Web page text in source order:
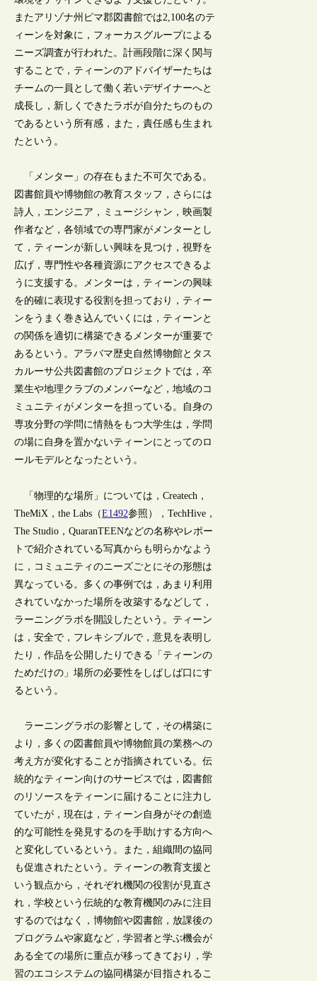
またアリゾナ州ピマ郡図書館では2,100名のテ
ィーンを対象に，フォーカスグループによる
ニーズ調査が行われた。計画段階に深く関与
することで，ティーンのアドバイザーたちは
チームの一員として働く若いデザイナーへと
成長し，新しくできたラボが自分たちのもの
であるという所有感，また，責任感も生まれ
たという。
「メンター」の存在もまた不可欠である。
図書館員や博物館の教育スタッフ，さらには
詩人，エンジニア，ミュージシャン，映画製
作者など，各領域での専門家がメンターとし
て，ティーンが新しい興味を見つけ，視野を
広げ，専門性や各種資源にアクセスできるよ
うに支援する。メンターは，ティーンの興味
を的確に表現する役割を担っており，ティー
ンをうまく巻き込んでいくには，ティーンと
の関係を適切に構築できるメンターが重要で
あるという。アラバマ歴史自然博物館とタス
カルーサ公共図書館のプロジェクトでは，卒
業生や地理クラブのメンバーなど，地域のコ
ミュニティがメンターを担っている。自身の
専攻分野の学問に情熱をもつ大学生は，学問
の場に自身を置かないティーンにとってのロ
ールモデルとなったという。
「物理的な場所」については，Createch，
TheMiX，the Labs（E1492参照），TechHive，
The Studio，QuaranTEENなどの名称やレポー
トで紹介されている写真からも明らかなよう
に，コミュニティのニーズごとにその形態は
異なっている。多くの事例では，あまり利用
されていなかった場所を改築するなどして，
ラーニングラボを開設したという。ティーン
は，安全で，フレキシブルで，意見を表明し
たり，作品を公開したりできる「ティーンの
ためだけの」場所の必要性をしばしば口にす
るという。
ラーニングラボの影響として，その構築に
より，多くの図書館員や博物館員の業務への
考え方が変化することが指摘されている。伝
統的なティーン向けのサービスでは，図書館
のリソースをティーンに届けることに注力し
ていたが，現在は，ティーン自身がその創造
的な可能性を発見するのを手助けする方向へ
と変化しているという。また，組織間の協同
も促進されたという。ティーンの教育支援と
いう観点から，それぞれ機関の役割が見直さ
れ，学校という伝統的な教育機関のみに注目
するのではなく，博物館や図書館，放課後の
プログラムや家庭など，学習者と学ぶ機会が
ある全ての場所に重点が移ってきており，学
習のエコシステムの協同構築が目指されるこ